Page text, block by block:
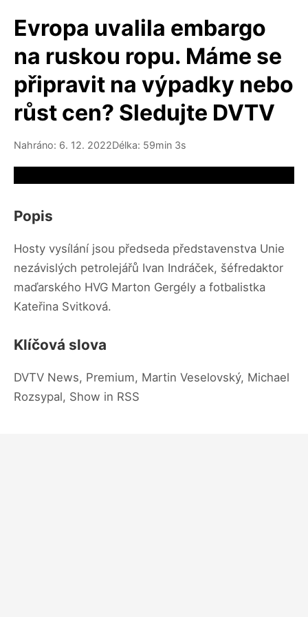
Evropa uvalila embargo
na ruskou ropu. Máme se
připravit na výpadky nebo
růst cen? Sledujte DVTV
Nahráno: 6. 12. 2022Délka: 59min 3s
Popis
Hosty vysílání jsou předseda představenstva Unie
nezávislých petrolejářů Ivan Indráček, šéfredaktor
maďarského HVG Marton Gergély a fotbalistka
Kateřina Svitková.
Klíčová slova
DVTV News, Premium, Martin Veselovský, Michael
Rozsypal, Show in RSS